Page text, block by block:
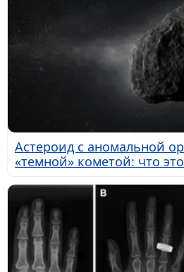
Астероид с аномальной
«темной» кометой: что